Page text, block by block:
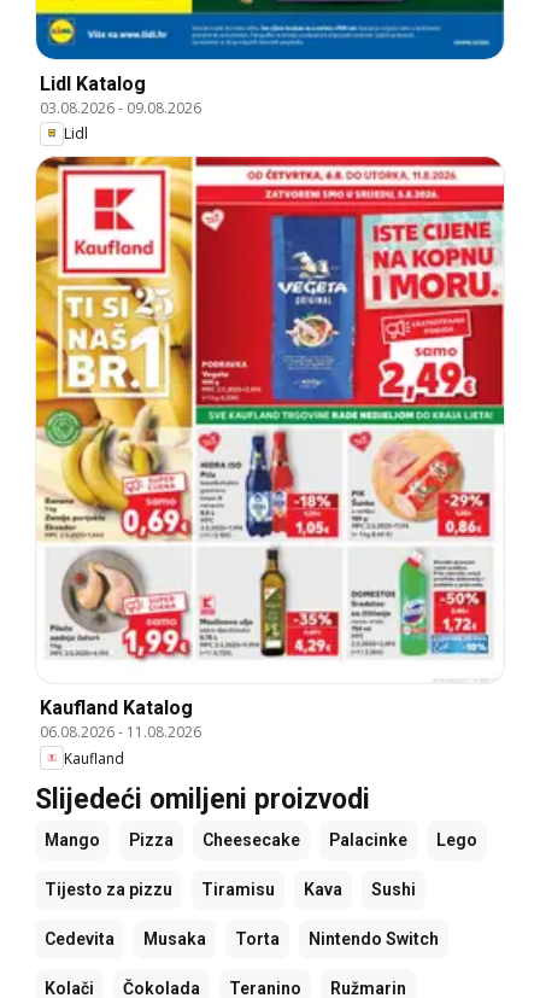
Lidl Katalog
03.08.2026- 09.08.2026
Lidl
Kaufland Katalog
06.08.2026- 11.08.2026
Kaufland
Slijedeći omiljeni proizvodi
Mango Pizza Cheesecake Palacinke Lego
Tijesto za pizzu Tiramisu Kava Sushi
Cedevita Musaka Torta Nintendo Switch
Kolači Čokolada Teranino Ružmarin